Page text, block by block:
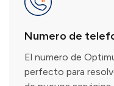
Numero de
El numero de
perfecto para